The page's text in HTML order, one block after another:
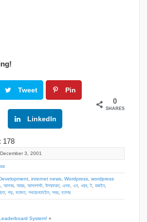
Tweet Pin
LinkedIn
0
SHARES
178
3, 2001
internet news Wordpress wordpress
আপনর আয়র আসনপসট উপয়ফরত, এদক এব ওয়ব ,ট ডজইন,
, পড়, মতমত, শখতচনতহইল সবর হতপর
System! «